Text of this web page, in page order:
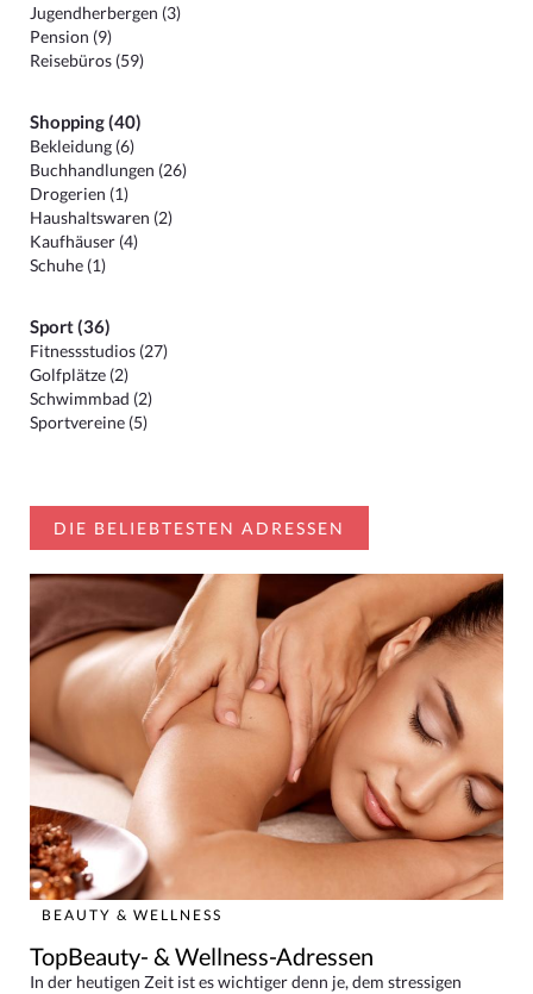
Jugendherbergen (3)
Pension (9)
Reisebüros (59)
Shopping (40)
Bekleidung (6)
Buchhandlungen (26)
Drogerien (1)
Haushaltswaren (2)
Kaufhäuser (4)
Schuhe (1)
Sport (36)
Fitnessstudios (27)
Golfplätze (2)
Schwimmbad (2)
Sportvereine (5)
DIE BELIEBTESTEN ADRESSEN
BEAUTY & WELLNESS
TopBeauty- & Wellness-Adressen
In der heutigen Zeit ist es wichtiger denn je, dem stressigen